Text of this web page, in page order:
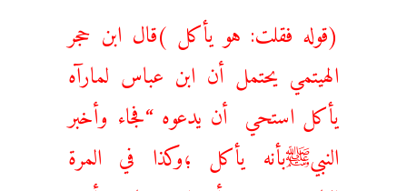
(قوله فقلت: هو يأكل )قال ابن حجر
الهيتمي يحتمل أن ابن عباس لمارآه
يأكل استحي أن يدعوه “فجاء وأخبر
النبيﷺبأنه يأكل ؛وكذا في المرة